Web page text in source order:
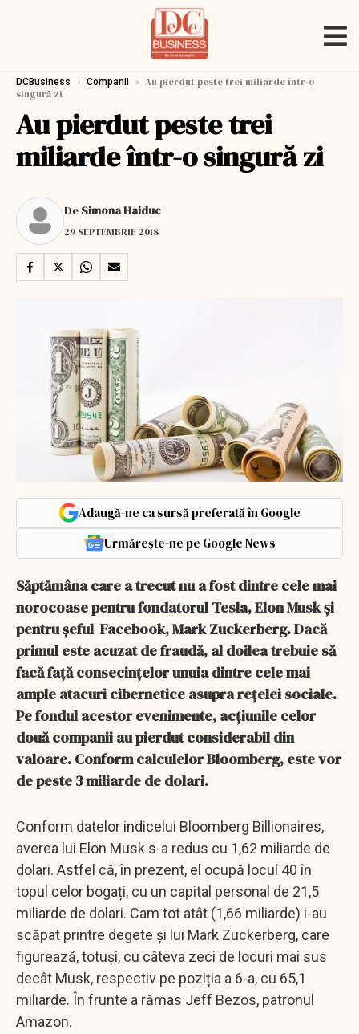
DCBusiness › Companii › Au pierdut peste trei miliarde într-o
singură zi
Au pierdut peste trei
miliarde într-o singură zi
De Simona Haiduc
29 SEPTEMBRIE 2018
Adaugă-ne ca sursă preferată în Google
Urmărește-ne pe Google News
Săptămâna care a trecut nu a fost dintre cele mai
norocoase pentru fondatorul Tesla, Elon Musk și
pentru șeful Facebook, Mark Zuckerberg. Dacă
primul este acuzat de fraudă, al doilea trebuie să
facă față consecințelor unuia dintre cele mai
ample atacuri cibernetice asupra rețelei sociale.
Pe fondul acestor evenimente, acțiunile celor
două companii au pierdut considerabil din
valoare. Conform calculelor Bloomberg, este vor
de peste 3 miliarde de dolari.
Conform datelor indicelui Bloomberg Billionaires,
averea lui Elon Musk s-a redus cu 1,62 miliarde de
dolari. Astfel că, în prezent, el ocupă locul 40 în
topul celor bogați, cu un capital personal de 21,5
miliarde de dolari. Cam tot atât (1,66 miliarde) i-au
scăpat printre degete și lui Mark Zuckerberg, care
figurează, totuși, cu câteva zeci de locuri mai sus
decât Musk, respectiv pe poziția a 6-a, cu 65,1
miliarde. În frunte a rămas Jeff Bezos, patronul
Amazon.